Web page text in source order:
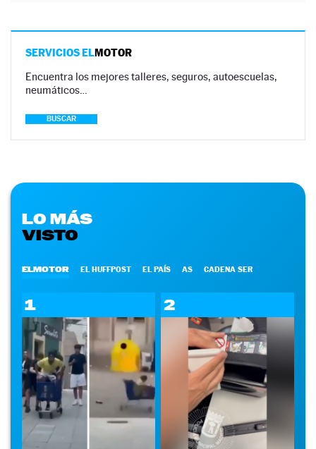
SERVICIOS ELMOTOR
Encuentra los mejores talleres, seguros, autoescuelas,
neumáticos…
BUSCAR
LO MÁS
VISTO
ELMOTOR EL HUFFPOST EL PAÍS AS CADENA SER
1 2